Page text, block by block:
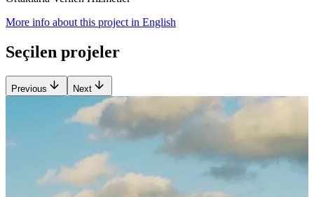
More info about this project in English
Seçilen projeler
Previous Next